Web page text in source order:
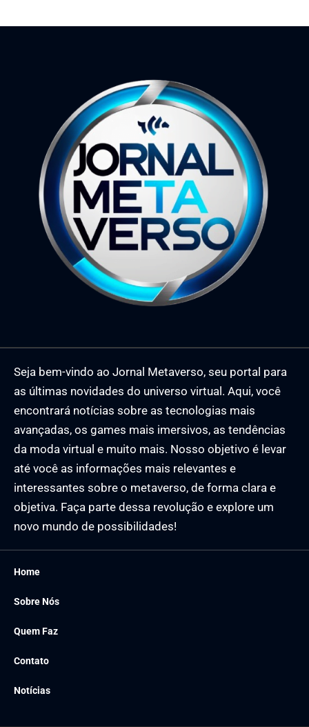
Seja bem-vindo ao Jornal Metaverso, seu portal para
as últimas novidades do universo virtual. Aqui, você
encontrará notícias sobre as tecnologias mais
avançadas, os games mais imersivos, as tendências
da moda virtual e muito mais. Nosso objetivo é levar
até você as informações mais relevantes e
interessantes sobre o metaverso, de forma clara e
objetiva. Faça parte dessa revolução e explore um
novo mundo de possibilidades!
Home
Sobre Nós
Quem Faz
Contato
Notícias